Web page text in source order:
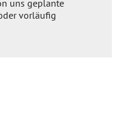
uns geplante
vorläufig